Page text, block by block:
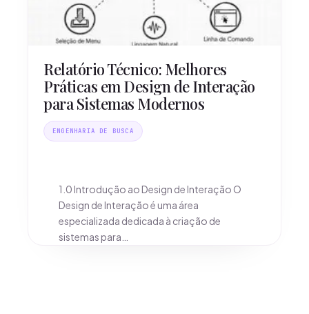
Relatório Técnico: Melhores
Práticas em Design de Interação
para Sistemas Modernos
ENGENHARIA DE BUSCA
1.0 Introdução ao Design de Interação O
Design de Interação é uma área
especializada dedicada à criação de
sistemas para…